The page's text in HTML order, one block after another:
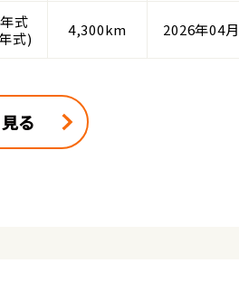
式
式)
4,300km 2026年04月
る